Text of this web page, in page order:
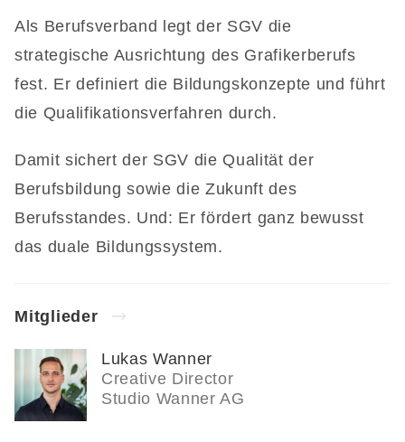
Als Berufsverband legt der SGV die
strategische Ausrichtung des Grafikerberufs
fest. Er definiert die Bildungskonzepte und führt
die Qualifikationsverfahren durch.
Damit sichert der SGV die Qualität der
Berufsbildung sowie die Zukunft des
Berufsstandes. Und: Er fördert ganz bewusst
das duale Bildungssystem.
Mitglieder
Lukas Wanner
Creative Director
Studio Wanner AG